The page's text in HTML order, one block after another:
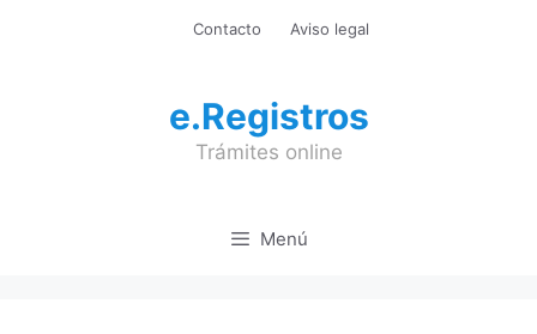
Contacto Aviso legal
e.Registros
Trámites online
Menú